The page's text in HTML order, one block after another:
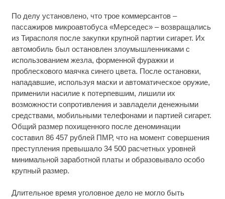
По делу установлено, что трое коммерсантов –
пассажиров микроавтобуса «Мерседес» – возвращались
из Тирасполя после закупки крупной партии сигарет. Их
автомобиль был остановлен злоумышленниками с
использованием жезла, форменной фуражки и
проблескового маячка синего цвета. После остановки,
нападавшие, используя маски и автоматическое оружие,
применили насилие к потерпевшим, лишили их
возможности сопротивления и завладели денежными
средствами, мобильными телефонами и партией сигарет.
Общий размер похищенного после деноминации
составил 86 457 рублей ПМР, что на момент совершения
преступления превышало 34 500 расчетных уровней
минимальной заработной платы и образовывало особо
крупный размер.
Длительное время уголовное дело не могло быть